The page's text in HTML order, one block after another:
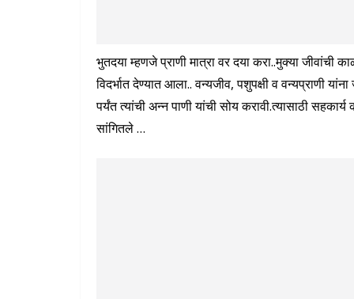
भुतदया म्हणजे प्राणी मात्रा वर दया करा..मुक्या जीवांची
विदर्भात देण्यात आला.. वन्यजीव, पशुपक्षी व वन्यप्राणी
पर्यंत त्यांची अन्न पाणी यांची सोय करावी.त्यासाठी
सांगितले …